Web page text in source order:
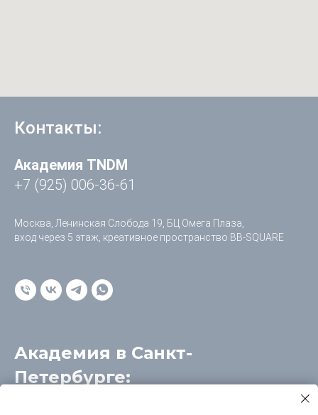
Контакты:
Академия TNDM
+7 (925) 006-36-61
Москва, Ленинская Слобода 19, БЦ Омега Плаза,
вход через 5 этаж, креативное пространство BB-SQUARE
Академия в Санкт-
Петербурге: